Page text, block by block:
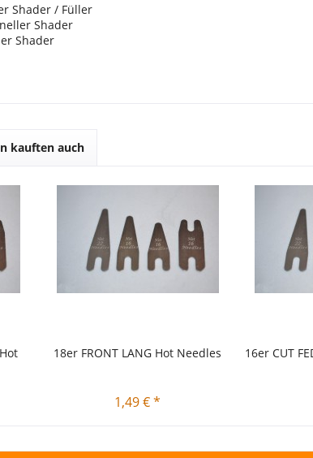
/ Füller
Shader
kauften auch
18er FRONT LANG Hot Needles
1,49 € *
16er CUT